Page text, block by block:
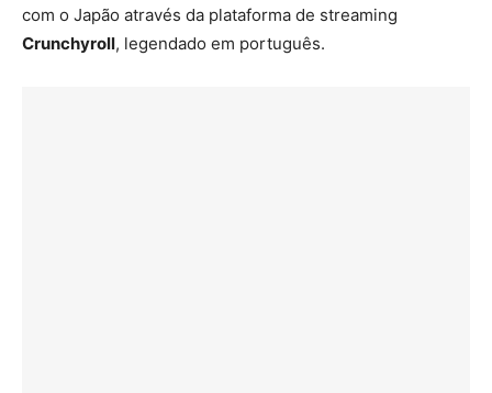
com o Japão através da plataforma de streaming
Crunchyroll, legendado em português.